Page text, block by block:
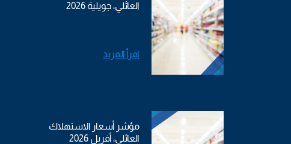
العائلي، جويلية 2026
اقرأ المزيد
مؤشر أسعار الاستهلاك
العائلي، أفريل 2026